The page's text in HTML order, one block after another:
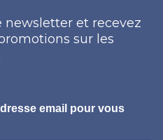
newsletter et recevez
sur les
email pour vous